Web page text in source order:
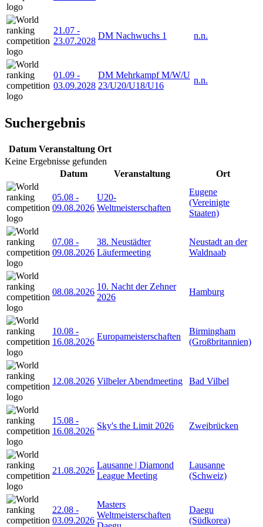
21.07 -
23.07.2028
DM Nachwuchs 1 n.n.
01.09 -
03.09.2028
DM Mehrkampf M/W/U
23/U20/U18/U16
n.n.
Suchergebnis
Datum Veranstaltung Ort
Keine Ergebnisse gefunden
Datum
Veranstaltung Ort
05.08 -
09.08.2026
U20-
Weltmeisterschaften
Eugene
(Vereinigte
Staaten)
07.08 -
09.08.2026
38. Neustädter
Läufermeeting
Neustadt an der
Waldnaab
08.08.2026
10. Nacht der Zehner
2026
Hamburg
10.08 -
16.08.2026
Europameisterschaften
Birmingham
(Großbritannien)
12.08.2026 Vilbeler Abendmeeting Bad Vilbel
15.08 -
16.08.2026
Sky's the Limit 2026 Zweibrücken
21.08.2026
Lausanne | Diamond
League Meeting
Lausanne
(Schweiz)
22.08 -
03.09.2026
Masters
Weltmeisterschaften
Daegu
(Südkorea)